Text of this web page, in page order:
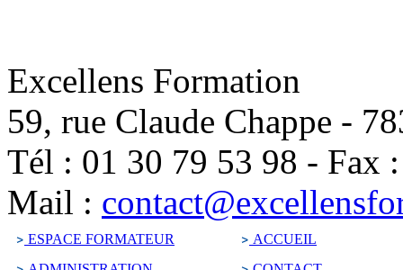
Excellens Formation
59, rue Claude Chappe -
Tél : 01 30 79 53 98 - Fax
Mail :
ESPACE FORMATEUR
ACCUEIL